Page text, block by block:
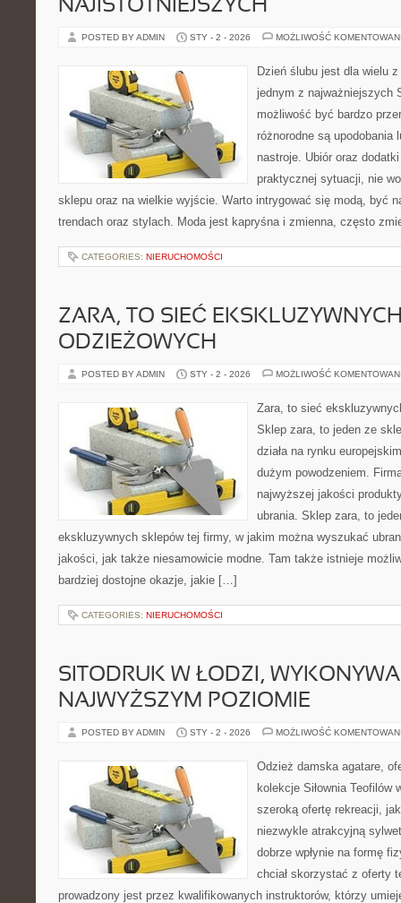
NAJISTOTNIEJSZYCH
POSTED BY ADMIN STY - 2 - 2026 MOŻLIWOŚĆ
Dzień ślubu jest dla wielu
jednym z najważniejszych
możliwość być bardzo
różnorodne są upodobania
nastroje. Ubiór oraz
praktycznej sytuacji, nie
sklepu oraz na wielkie wyjście. Warto intrygować się modą, być
trendach oraz stylach. Moda jest kapryśna i zmienna, często
CATEGORIES: NIERUCHOMOŚCI
ZARA, TO SIEĆ
ODZIEŻOWYCH
POSTED BY ADMIN STY - 2 - 2026 MOŻLIWOŚĆ
Zara, to sieć
Sklep zara, to jeden ze
działa na rynku
dużym powodzeniem.
najwyższej jakości
ubrania. Sklep zara, to
ekskluzywnych sklepów tej firmy, w jakim można wyszukać
jakości, jak także niesamowicie modne. Tam także istnieje
bardziej dostojne okazje, jakie […]
CATEGORIES: NIERUCHOMOŚCI
SITODRUK W ŁODZI,
NAJWYŻSZYM POZIOMIE
POSTED BY ADMIN STY - 2 - 2026 MOŻLIWOŚĆ
Odzież damska agatare,
kolekcje Siłownia Teofilów
szeroką ofertę rekreacji,
niezwykle atrakcyjną
dobrze wpłynie na formę
chciał skorzystać z oferty
prowadzony jest przez kwalifikowanych instruktorów, którzy